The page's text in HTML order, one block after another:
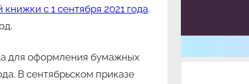
с 1 сентября 2021 года.
для оформления бумажных
В сентябрьском приказе